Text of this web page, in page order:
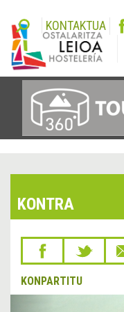
KONTAKTUA
KONTRA
KONPARTITU